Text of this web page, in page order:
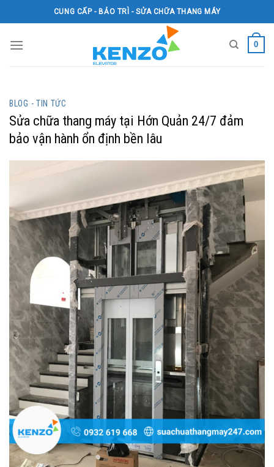
to
CUNG CẤP - BẢO TRÌ - SỬA CHỮA THANG MÁY
0
BLOG - TIN TỨC
Sửa chữa thang máy tại Hớn Quản 24/7 đảm
bảo vận hành ổn định bền lâu